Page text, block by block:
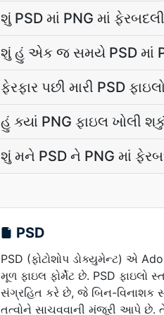
શું PSD માં PNG માં
શું હું એક જ સમયે PSD માં
ફેરફાર પછી મારી PSD
હું ક્યાં PNG ફાઇલ ખોલી
શું મને PSD ને PNG માં
PSD
PSD (ફોટોશોપ ડોક્યુમેન્ટ) એ
મૂળ ફાઇલ ફોર્મેટ છે. PSD ફાઇલો
સંગ્રહિત કરે છે, જે બિન-વિનાશક
તત્વોને સાચવવાની મંજૂરી આપે છે. તે